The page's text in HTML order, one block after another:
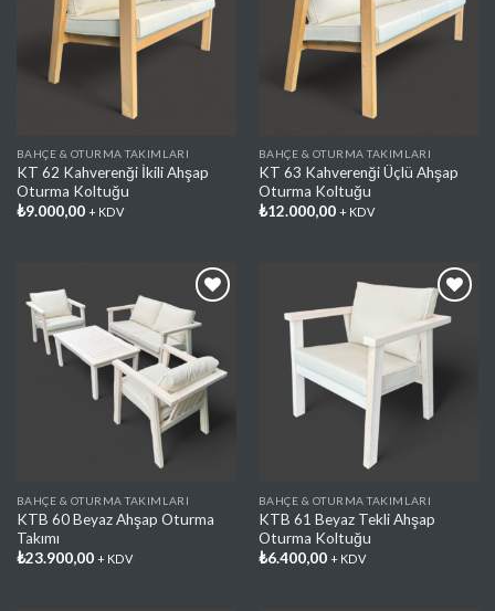
Favorilere
Ekle
BAHÇE & OTURMA TAKIMLARI
KT 62 Kahverenği İkili Ahşap
Oturma Koltuğu
₺9.000,00 + KDV
Favorilere
Ekle
BAHÇE & OTURMA TAKIMLARI
KT 63 Kahverenği Üçlü Ahşap
Oturma Koltuğu
₺12.000,00 + KDV
Favorilere
Ekle
BAHÇE & OTURMA TAKIMLARI
KTB 60 Beyaz Ahşap Oturma
Takımı
₺23.900,00 + KDV
Favorilere
BAHÇE & OTURMA TAKIMLARI
KTB 61 Beyaz Tekli Ahşap
Oturma Koltuğu
₺6.400,00 + KDV